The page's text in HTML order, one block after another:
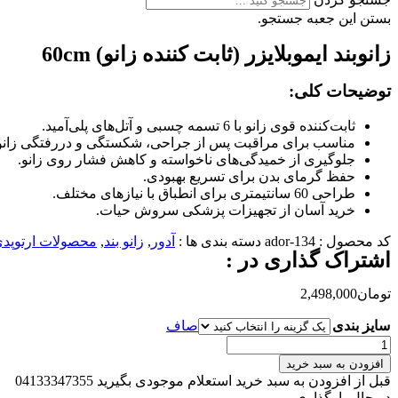
بستن این جعبه جستجو.
زانوبند ایموبلایزر (ثابت کننده زانو) 60cm
توضیحات کلی:
ثابت‌کننده قوی زانو با 6 تسمه چسبی و آتل‌های پلی‌آمید.
مناسب برای مراقبت پس از جراحی، شکستگی و دررفتگی
جلوگیری از خمیدگی‌های ناخواسته و کاهش فشار روی زانو.
حفظ گرمای بدن برای تسریع بهبودی.
طراحی 60 سانتیمتری برای انطباق با نیازهای مختلف.
خرید آسان از تجهیزات پزشکی سروش حیات.
کد محصول : ador-134 دسته بندی ها : آدور , زانو بند, محصولات
اشتراک گذاری در :
تومان2,498,000
سایز بندی
صاف
زانوبند
ایموبلایزر
(ثابت
کننده
افزودن به سبد خرید
قبل از افزودن به سبد خرید استعلام موجودی بگیرید 04133347355